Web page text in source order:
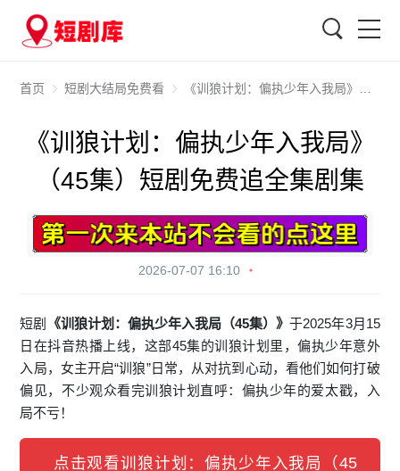
首页 短剧大结局免费看 《训狼计划：偏执少年入我局》（45集）短剧免费追全集剧集
《训狼计划：偏执少年入我局》
（45集）短剧免费追全集剧集
2026-07-07 16:10
短剧 《训狼计划：偏执少年入我局（45集）》于2025年3月15
日在抖音热播上线，这部45集的训狼计划里，偏执少年意外
入局，女主开启“训狼”日常，从对抗到心动，看他们如何打破
偏见，不少观众看完训狼计划直呼：偏执少年的爱太戳，入
局不亏！
点击观看训狼计划：偏执少年入我局（45